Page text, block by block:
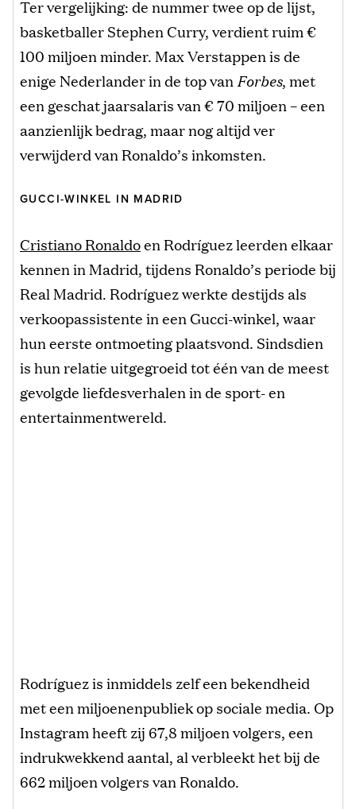
Ter vergelijking: de nummer twee op de lijst,
basketballer Stephen Curry, verdient ruim €
100 miljoen minder. Max Verstappen is de
enige Nederlander in de top vanForbes, met
een geschat jaarsalaris van € 70 miljoen – een
aanzienlijk bedrag, maar nog altijd ver
verwijderd van Ronaldo’s inkomsten.
GUCCI-WINKEL IN MADRID
Cristiano Ronaldoen Rodríguez leerden elkaar
kennen in Madrid, tijdens Ronaldo’s periode bij
Real Madrid. Rodríguez werkte destijds als
verkoopassistente in een Gucci-winkel, waar
hun eerste ontmoeting plaatsvond. Sindsdien
is hun relatie uitgegroeid tot één van de meest
gevolgde liefdesverhalen in de sport- en
entertainmentwereld.
Rodríguez is inmiddels zelf een bekendheid
met een miljoenenpubliek op sociale media. Op
Instagram heeft zij 67,8 miljoen volgers, een
indrukwekkend aantal, al verbleekt het bij de
662 miljoen volgers van Ronaldo.